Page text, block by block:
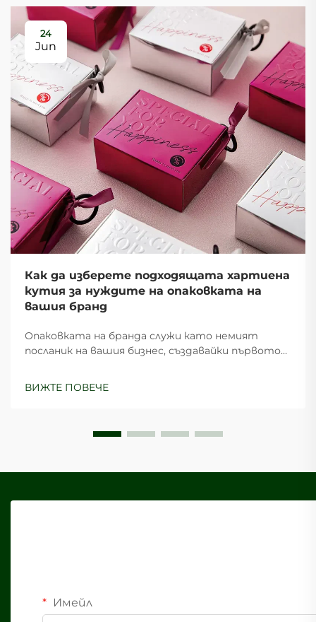
24
Jun
Как да изберете подходящата хартиена
кутия за нуждите на опаковката на
вашия бранд
Опаковката на бранда служи като немият
посланик на вашия бизнес, създавайки първото
покупко-решения. Изборът на подходяща
ВИЖТЕ ПОВЕЧЕ
Имейл